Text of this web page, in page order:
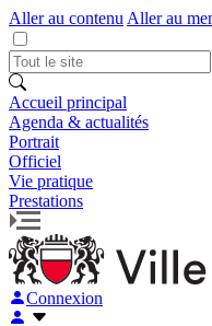
Aller au contenu Aller au
Accueil principal
Agenda & actualités
Portrait
Officiel
Vie pratique
Prestations
Connexion